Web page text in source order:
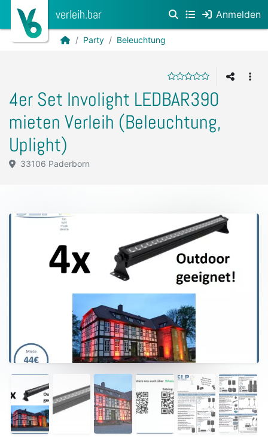
verleih.bar Anmelden
Party Beleuchtung
4er Set Involight LEDBAR390
mieten Verleih (Beleuchtung,
Uplight)
33106 Paderborn